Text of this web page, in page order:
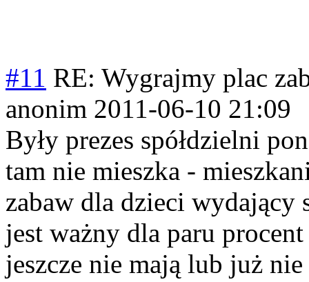
#11 RE: Wygrajmy plac
anonim 2011-06-10 21:09
Były prezes spółdzielni
tam nie mieszka -
zabaw dla dzieci wydający
jest ważny dla paru
jeszcze nie mają lub już